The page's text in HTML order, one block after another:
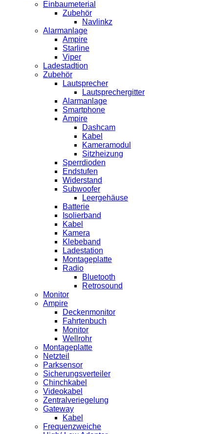
Einbaumeterial
Zubehör
Navlinkz
Alarmanlage
Ampire
Starline
Viper
Ladestadtion
Zubehör
Lautsprecher
Lautsprechergitter
Alarmanlage
Smartphone
Ampire
Dashcam
Kabel
Kameramodul
Sitzheizung
Sperrdioden
Endstufen
Widerstand
Subwoofer
Leergehäuse
Batterie
Isolierband
Kabel
Kamera
Klebeband
Ladestation
Montageplatte
Radio
Bluetooth
Retrosound
Monitor
Ampire
Deckenmonitor
Fahrtenbuch
Monitor
Wellrohr
Montageplatte
Netzteil
Parksensor
Sicherungsverteiler
Chinchkabel
Videokabel
Zentralveriegelung
Gateway
Kabel
Frequenzweiche